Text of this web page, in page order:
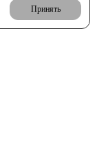
Принять